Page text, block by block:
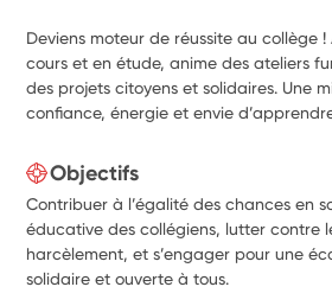
Deviens moteur de réussite au collège !
cours et en étude, anime des ateliers
des projets citoyens et solidaires. Une
confiance, énergie et envie
Objectifs
Contribuer à l’égalité des chances en
éducative des collégiens, lutter contre
harcèlement, et s’engager pour une
solidaire et ouverte à tous.